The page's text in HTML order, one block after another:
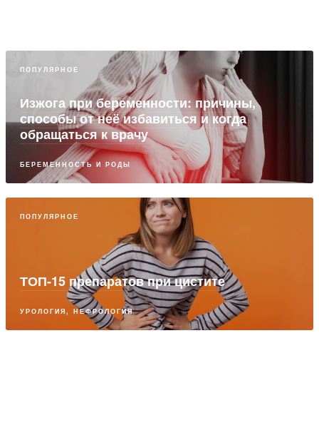
ПОПУЛЯРНОЕ
Изжога при беременности: причины,
способы от неё избавиться и когда
обращаться к врачу
БЕРЕМЕННОСТЬ И РОДЫ
ПОПУЛЯРНОЕ
ТОП-15 препаратов при цистите
УРОЛОГИЯ, НЕФРОЛОГИЯ